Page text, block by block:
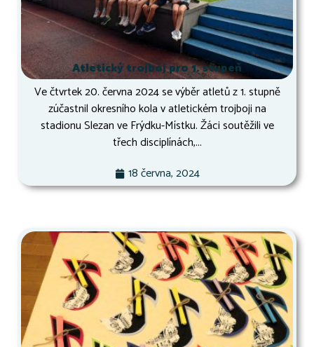
Atletický trojboj pro 1. stupeň
Ve čtvrtek 20. června 2024 se výběr atletů z 1. stupně
zúčastnil okresního kola v atletickém trojboji na
stadionu Slezan ve Frýdku-Místku. Žáci soutěžili ve
třech disciplínách,...
18 června, 2024